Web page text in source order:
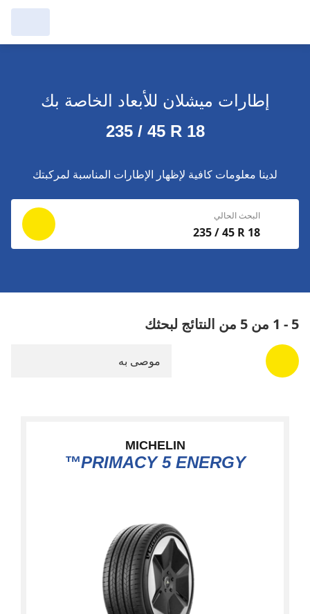
إجراء بحث جديد
إجراء بحث جديد
إطارات ميشلان للأبعاد الخاصة بك
235 / 45 R 18
لدينا معلومات كافية لإظهار الإطارات المناسبة لمركبتك
البحث الحالي
235 / 45 R 18
5 - 1 من 5 من النتائج لبحثك
موصى به
MICHELIN
PRIMACY 5 ENERGY™